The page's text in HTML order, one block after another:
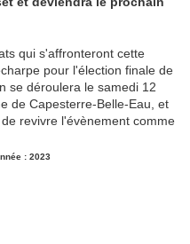
qui s'affronteront cette
pour l'élection finale de
se déroulera le samedi 12
de Capesterre-Belle-Eau, et
revivre l'évènement comme
: 2023